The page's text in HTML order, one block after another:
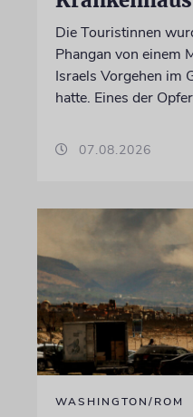
Die Touristinnen
Phangan von einem
Israels Vorgehen im
hatte. Eines der
07.08.2026
WASHINGTON/ROM